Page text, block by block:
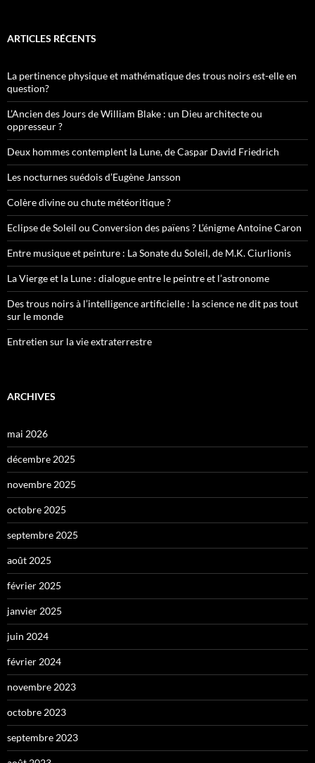
ARTICLES RÉCENTS
La pertinence physique et mathématique des trous noirs est-elle en
question?
L’Ancien des Jours de William Blake : un Dieu architecte ou
oppresseur ?
Deux hommes contemplent la Lune, de Caspar David Friedrich
Les nocturnes suédois d’Eugène Jansson
Colère divine ou chute météoritique ?
Eclipse de Soleil ou Conversion des païens ? L’énigme Antoine Caron
Entre musique et peinture : La Sonate du Soleil, de M.K. Ciurlionis
La Vierge et la Lune : dialogue entre le peintre et l’astronome
Des trous noirs à l’intelligence artificielle : la science ne dit pas tout
sur le monde
Entretien sur la vie extraterrestre
ARCHIVES
mai 2026
décembre 2025
novembre 2025
octobre 2025
septembre 2025
août 2025
février 2025
janvier 2025
juin 2024
février 2024
novembre 2023
octobre 2023
septembre 2023